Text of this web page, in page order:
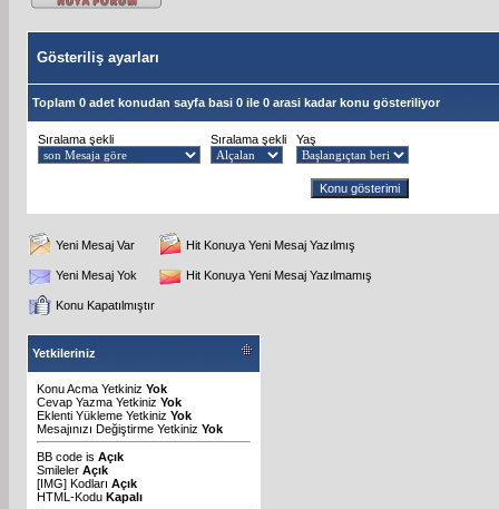
Gösteriliş ayarları
Toplam 0 adet konudan sayfa basi 0 ile 0 arasi kadar konu gösteriliyor
Sıralama şekli Sıralama şekli Yaş
Yeni Mesaj Var Hit Konuya Yeni Mesaj Yazılmış
Yeni Mesaj Yok Hit Konuya Yeni Mesaj Yazılmamış
Konu Kapatılmıştır
Yetkileriniz
Konu Acma Yetkiniz Yok
Cevap Yazma Yetkiniz Yok
Eklenti Yükleme Yetkiniz Yok
Mesajınızı Değiştirme Yetkiniz Yok
BB code is Açık
Smileler Açık
[IMG] Kodları Açık
HTML-Kodu Kapalı